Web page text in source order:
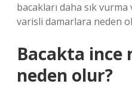
bacakları daha sık
varisli damarlara neden
Bacakta
neden olur?